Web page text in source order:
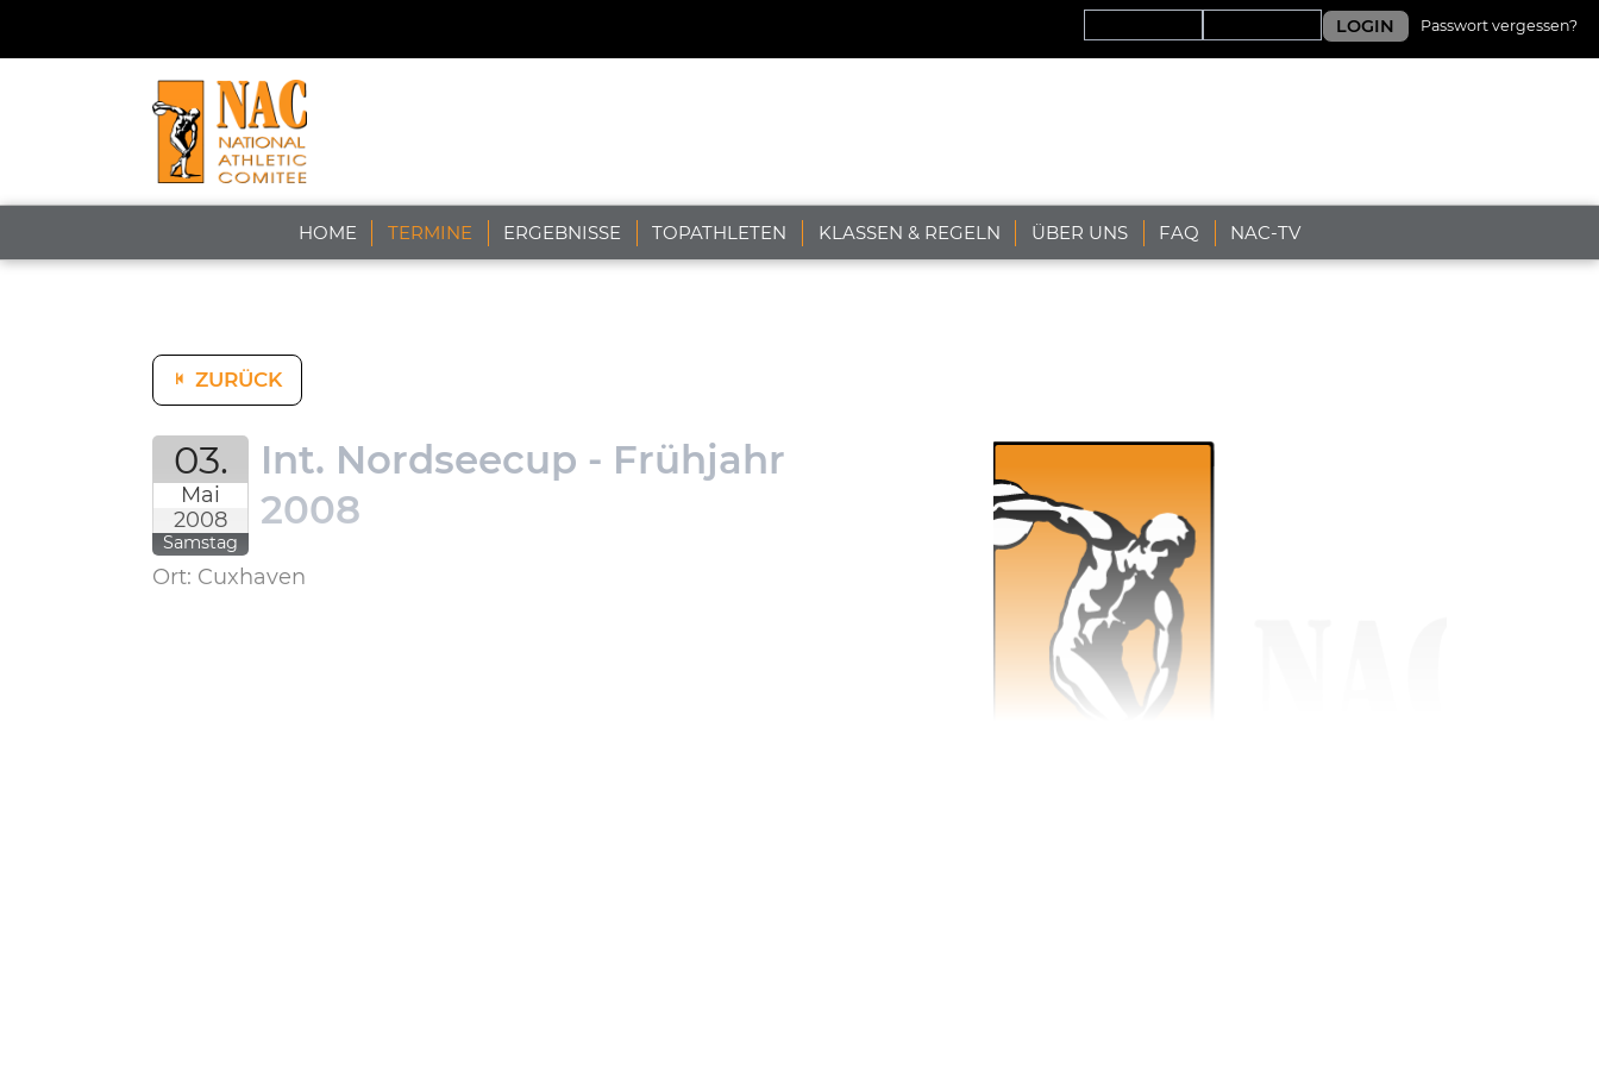
Passwort vergessen?
LOGIN
HOME TERMINE ERGEBNISSE TOPATHLETEN KLASSEN & REGELN ÜBER UNS FAQ NAC-TV
ZURÜCK
03.
Mai
2008
Samstag
Int. Nordseecup - Frühjahr
2008
Ort: Cuxhaven